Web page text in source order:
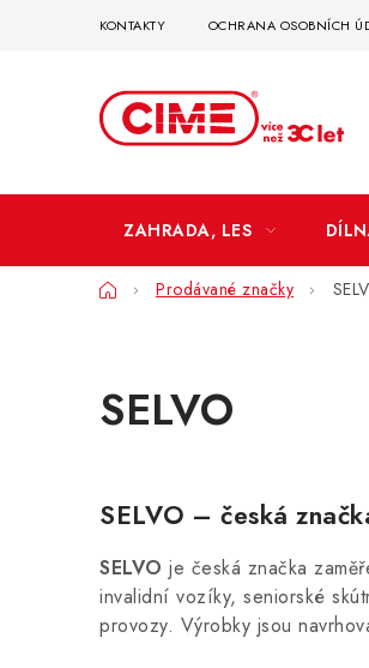
KONTAKTY OCHRANA OSOBNÍCH
ZAHRADA, LES
DomůProdávané značky
SELVO
SELVO – česká
SELVO je česká značka
invalidní vozíky, seniorské
provozy. Výrobky jsou